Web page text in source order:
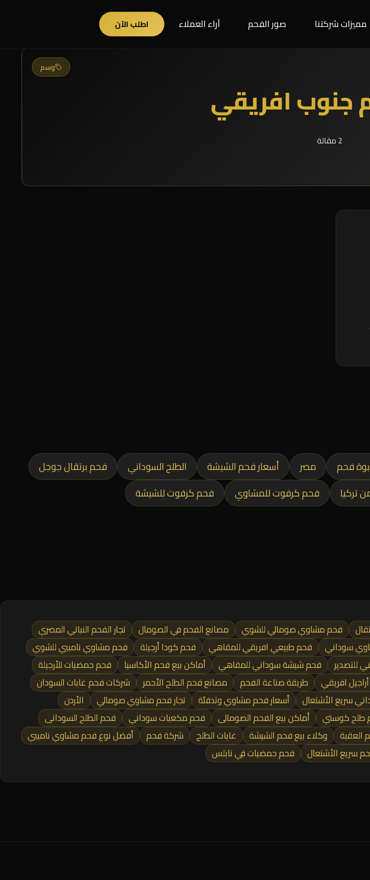
مميزات شركتنا صور الفحم آراء العملاء اطلب الآن
وسم
جنوب افريقي
2 مقالة
فحم مصر أسعار فحم الشيشة الطلح السوداني
فحم برتقال جوجل
تركيا فحم كرفوت للمشاوي فحم كرفوت للشيشة
فحم مشاوي صومالي للشوي مصانع الفحم في الصومال
تجار الفحم النباتي المصري
سوداني فحم طبيعي افريقي للمقاهي فحم كودا أرجيلة
فحم مشاوي ناميبي للشوي
للتصدير فحم شيشة سوداني للمقاهي أماكن بيع فحم الأكاسيا
فحم حمضيات للأرجيلة
افريقي طريقة صناعة الفحم مصانع فحم الطلح الأحمر
شركات فحم غابات السودان
سريع الأشتعال أسعار فحم مشاوي وتدفئة تجار فحم مشاوي صومالي
الأردن
طلح كوستي أماكن بيع الفحم الصومالى فحم مكعبات سوداني
فحم الطلح السودانى
العقبة وكلاء بيع فحم الشيشة غابات الطلح شركة فحم
أفضل نوع فحم مشاوي ناميبي
سريع الأشتعال فحم حمضيات في نابلس